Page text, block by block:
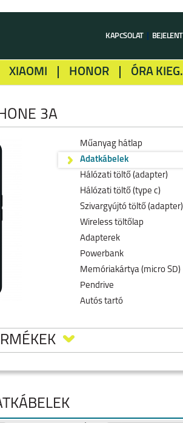
KAPCSOLAT
XIAOMI HONOR ÓRA KIEG.
3A
Műanyag hátlap
Adatkábelek
Hálózati töltő (adapter)
Hálózati töltő (type c)
Szivargyújtó töltő (adapter)
Wireless töltőlap
Adapterek
Powerbank
Memóriakártya (micro SD)
Pendrive
Autós tartó